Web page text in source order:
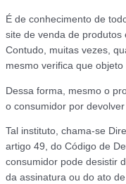
É de conhecimento de
site de venda de produtos
Contudo, muitas vezes,
mesmo verifica que
Dessa forma, mesmo o
o consumidor por
Tal instituto, chama-se
artigo 49, do Código de
consumidor pode desistir
da assinatura ou do ato